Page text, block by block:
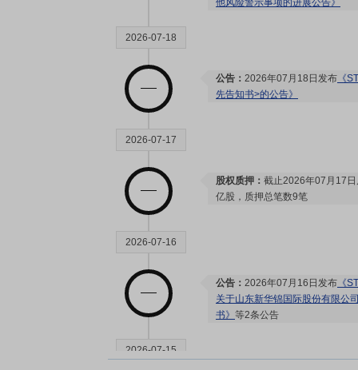
他风险警示事项的进展公告》
2026-07-18
公告： 2026年07月18日发布 《
先告知书>的公告》
2026-07-17
股权质押： 截止2026年07月17
亿股，质押总笔数9笔
2026-07-16
公告： 2026年07月16日发布 《
关于山东新华锦国际股份有限公
书》 等2条公告
2026-07-15